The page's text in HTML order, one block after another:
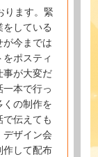
ります。緊
している
今までは
ポスティ
事が大変だ
本で行っ
の制作を
伝えても
ザイン会
作して配布